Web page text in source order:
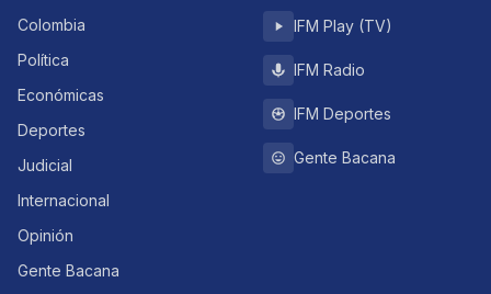
Colombia
Política
Económicas
Deportes
Judicial
Internacional
Opinión
Gente Bacana
IFM Play (TV)
IFM Radio
IFM Deportes
Gente Bacana